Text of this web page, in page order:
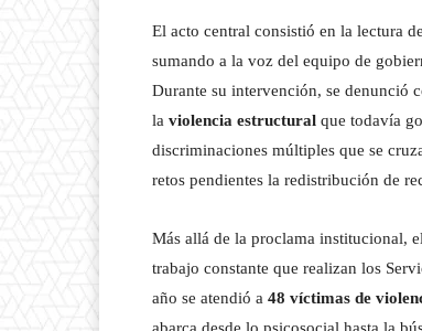
El acto central consistió en la lectura
sumando a la voz del equipo de
Durante su intervención, se denunció
la violencia estructural que todavía
discriminaciones múltiples que se
retos pendientes la redistribución de
Más allá de la proclama institucional,
trabajo constante que realizan los
año se atendió a 48 víctimas de